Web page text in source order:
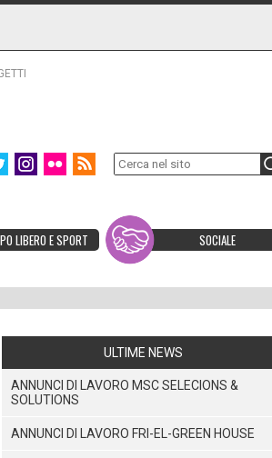
LIBERO E SPORT SOCIALE
ULTIME NEWS
ANNUNCI DI LAVORO MSC SELECIONS &
SOLUTIONS
ANNUNCI DI LAVORO FRI-EL-GREEN HOUSE